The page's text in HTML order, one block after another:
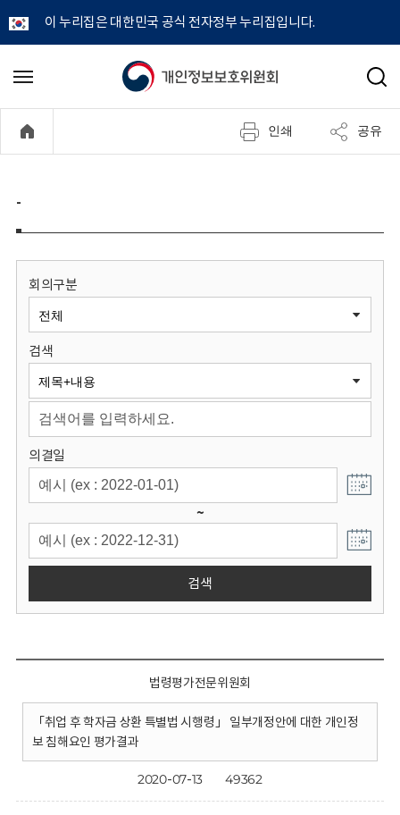
이 누리집은 대한민국 공식 전자정부 누리집입니다.
개
정
보
원
회
메
기
검
인쇄 공유
-
회의구분
검색
의결일
~
검색
법령평가전문위원회
「취업 후 학자금 상환 특별법 시행령」 일부개정안에 대한 개인정
보 침해요인 평가결과
2020-07-13 49362